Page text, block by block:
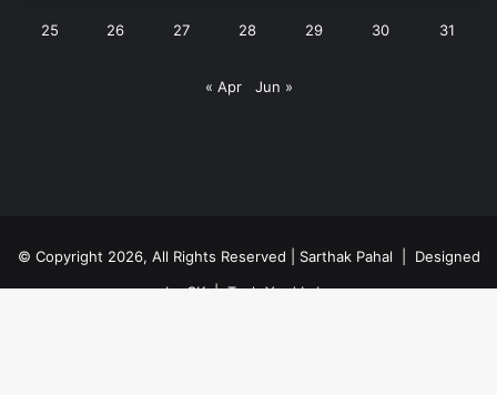
25 26 27 28 29 30 31
« Apr Jun »
© Copyright 2026, All Rights Reserved | Sarthak Pahal | Designed
by CK|Tech Yard Labs